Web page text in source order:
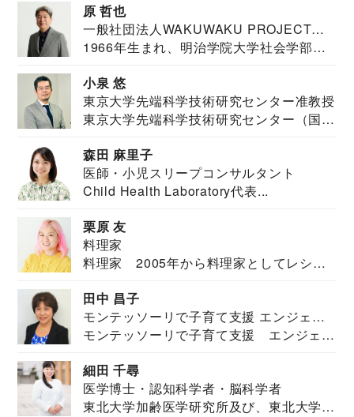
原 哲也
一般社団法人WAKUWAKU PROJECT
JAPAN代表・言語聴覚士・社会福祉士
1966年生まれ、明治学院大学社会学部福
小泉 悠
東京大学先端科学技術研究センター准教授
東京大学先端科学技術研究センター（国際
森田 麻里子
医師・小児スリープコンサルタント
Child Health Laboratory代表...
栗原 友
料理家
料理家 2005年から料理家としてレシピ
田中 昌子
モンテッソーリで子育て支援 エンジェル
ズハウス研究所所長
モンテッソーリで子育て支援 エンジェル
細田 千尋
医学博士・認知科学者・脳科学者
東北大学加齢医学研究所及び、東北大学大